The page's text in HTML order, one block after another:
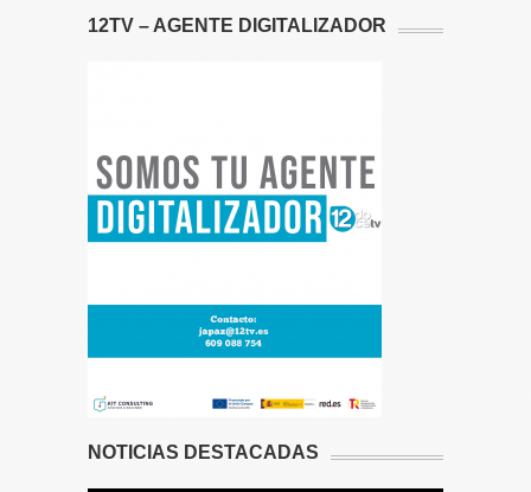
12TV – AGENTE DIGITALIZADOR
NOTICIAS DESTACADAS